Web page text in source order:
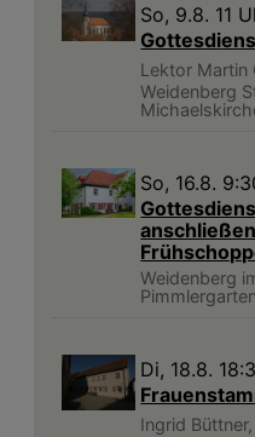
So, 9.8. 11
Lektor Martin
Weidenberg
So, 16.8.
Weidenberg
Pimmlergarten
Di, 18.8.
Ingrid